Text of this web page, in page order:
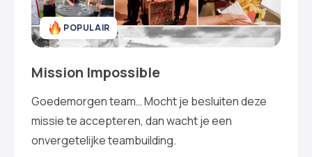
POPULAIR
Mission Impossible
Goedemorgen team… Mocht je besluiten deze
missie te accepteren, dan wacht je een
onvergetelijke teambuilding.